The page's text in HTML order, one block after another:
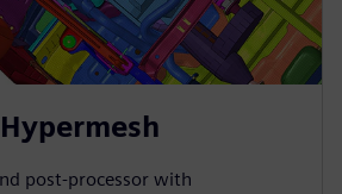
post‑processor with